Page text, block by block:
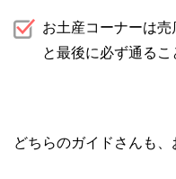
お土産コーナーは
と最後に必ず通るこ
どちらのガイドさんも、